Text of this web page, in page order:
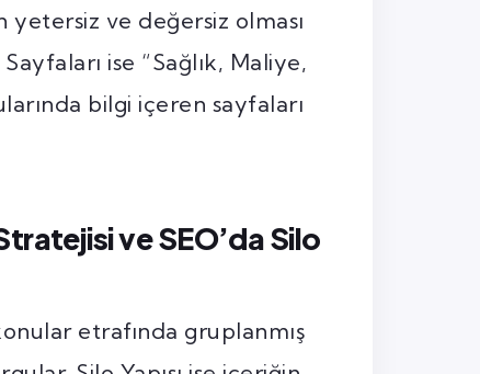
ve değersiz olması
ise “Sağlık, Maliye,
bilgi içeren sayfaları
ve SEO’da Silo
etrafında gruplanmış